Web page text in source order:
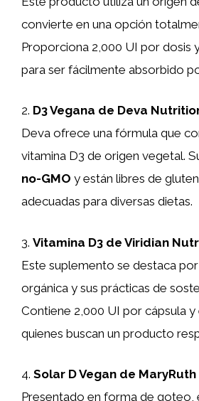
convierte en una opción
Proporciona 2,000 UI por dosis
para ser fácilmente absorbido
2. D3 Vegana de Deva
Deva ofrece una fórmula que
vitamina D3 de origen vegetal.
no-GMO y están libres de
adecuadas para diversas dietas.
3. Vitamina D3 de Viridian
Este suplemento se destaca
orgánica y sus prácticas de
Contiene 2,000 UI por cápsula y
quienes buscan un producto
4. Solar D Vegan de
Presentado en forma de